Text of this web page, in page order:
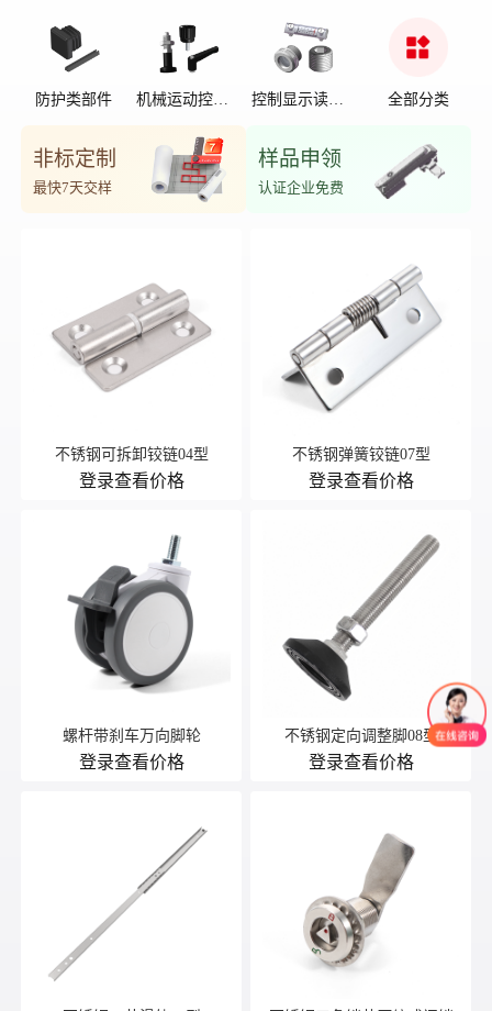
防护类部件
机械运动控制
控制显示读数
全部分类
非标定制
最快7天交样
样品申领
认证企业免费
不锈钢可拆卸铰链04型
登录查看价格
不锈钢弹簧铰链07型
登录查看价格
螺杆带刹车万向脚轮
登录查看价格
不锈钢定向调整脚08型
登录查看价格